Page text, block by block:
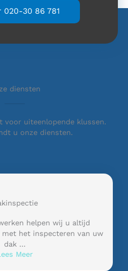
020-30 86 781
diensten
voor uiteenlopende klussen.
u onze diensten.
helpen wij u altijd
het inspecteren van uw
dak …
Meer